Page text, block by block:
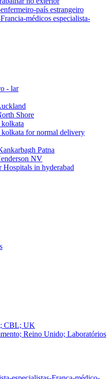
país estrangeiro
médicos especialista-
- lar
Shore
for normal delivery
Patna
NV
Hospitals in hyderabad
CBL; UK
Reino Unido; Laboratórios